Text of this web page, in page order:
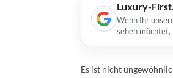
Luxury-
Wenn Ihr
sehen
Es ist nicht